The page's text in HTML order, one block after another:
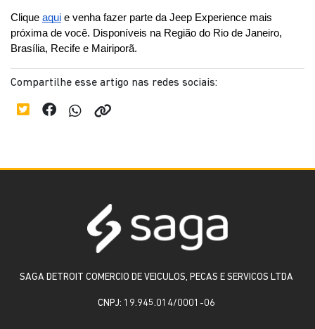
Clique aqui e venha fazer parte da Jeep Experience mais
próxima de você. Disponíveis na Região do Rio de Janeiro,
Brasília, Recife e Mairiporã.
Compartilhe esse artigo nas redes sociais:
SAGA DETROIT COMERCIO DE VEICULOS, PECAS E SERVICOS LTDA
CNPJ: 19.945.014/0001-06